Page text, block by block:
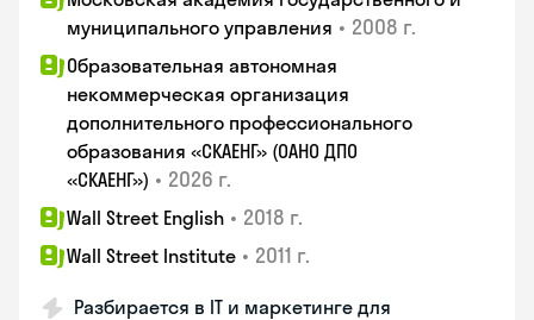
муниципального управления • 2008 г.
Образовательная автономная
некоммерческая организация
дополнительного профессионального
образования «СКАЕНГ» (ОАНО ДПО
«СКАЕНГ») • 2026 г.
Wall Street English • 2018 г.
Wall Street Institute • 2011 г.
Разбирается в IT и маркетинге для